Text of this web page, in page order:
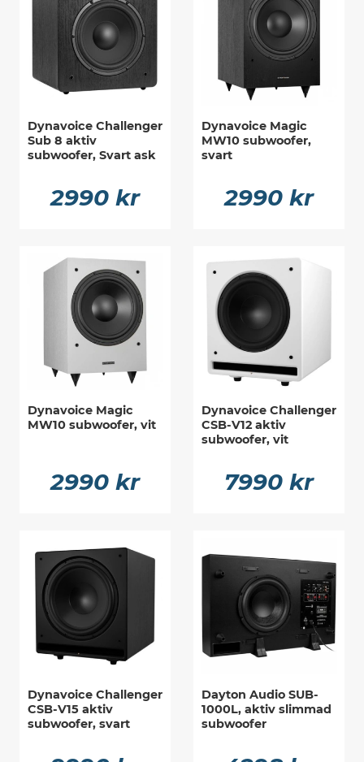
Dynavoice Challenger
Sub 8 aktiv
subwoofer, Svart ask
2990 kr
Dynavoice Magic
MW10 subwoofer,
svart
2990 kr
Dynavoice Magic
MW10 subwoofer, vit
2990 kr
Dynavoice Challenger
CSB-V12 aktiv
subwoofer, vit
7990 kr
Dynavoice Challenger
CSB-V15 aktiv
subwoofer, svart
Dayton Audio SUB-
1000L, aktiv slimmad
subwoofer